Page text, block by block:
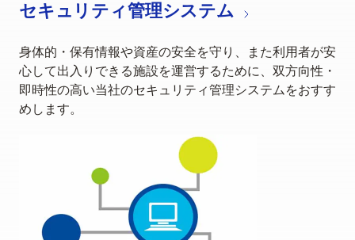
セキュリティ管理システム
身体的・保有情報や資産の安全を守り、また利用者が安
心して出入りできる施設を運営するために、双方向性・
即時性の高い当社のセキュリティ管理システムをおすす
めします。